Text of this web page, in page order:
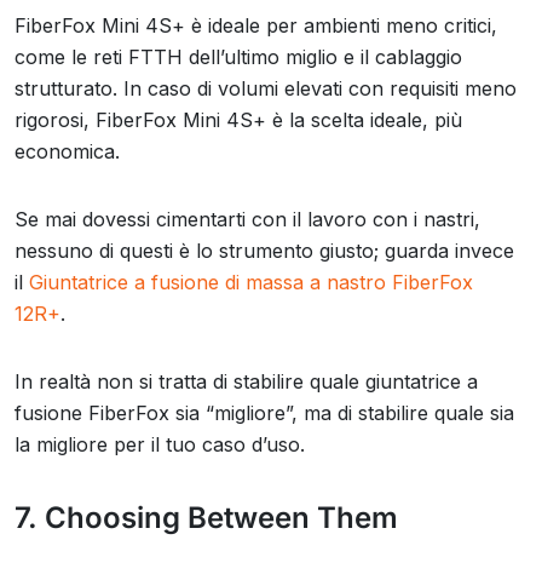
FiberFox Mini 4S+ è ideale per ambienti meno critici,
come le reti FTTH dell’ultimo miglio e il cablaggio
strutturato. In caso di volumi elevati con requisiti meno
rigorosi, FiberFox Mini 4S+ è la scelta ideale, più
economica.
Se mai dovessi cimentarti con il lavoro con i nastri,
nessuno di questi è lo strumento giusto; guarda invece
il Giuntatrice a fusione di massa a nastro FiberFox
12R+.
In realtà non si tratta di stabilire quale giuntatrice a
fusione FiberFox sia “migliore”, ma di stabilire quale sia
la migliore per il tuo caso d’uso.
7. Choosing Between Them